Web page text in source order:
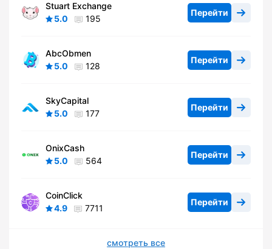
Stuart Exchange
5.0
195
Перейти
AbcObmen
5.0
128
Перейти
SkyCapital
5.0
177
Перейти
OnixCash
5.0
564
Перейти
CoinClick
4.9
7711
Перейти
смотреть все